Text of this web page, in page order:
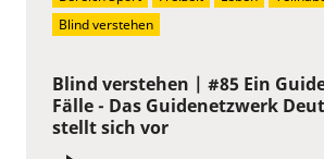
Blind verstehen | #85 Ein
Fälle - Das Guidenetzwerk
stellt sich vor
Blind verstehen